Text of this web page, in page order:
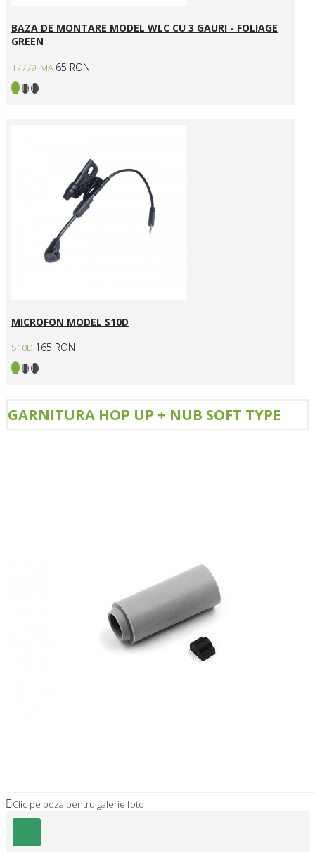
BAZA DE MONTARE MODEL WLC CU 3 GAURI - FOLIAGE
GREEN
17779FMA 65 RON
MICROFON MODEL S10D
S10D 165 RON
GARNITURA HOP UP + NUB SOFT TYPE
Clic pe poza pentru galerie foto